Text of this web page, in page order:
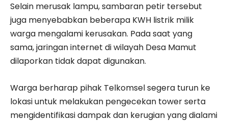
Selain merusak lampu, sambaran petir tersebut
juga menyebabkan beberapa KWH listrik milik
warga mengalami kerusakan. Pada saat yang
sama, jaringan internet di wilayah Desa Mamut
dilaporkan tidak dapat digunakan.
Warga berharap pihak Telkomsel segera turun ke
lokasi untuk melakukan pengecekan tower serta
mengidentifikasi dampak dan kerugian yang dialami